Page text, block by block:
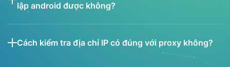
lập android được không?
Cách kiểm tra địa chỉ IP có đúng với proxy không?